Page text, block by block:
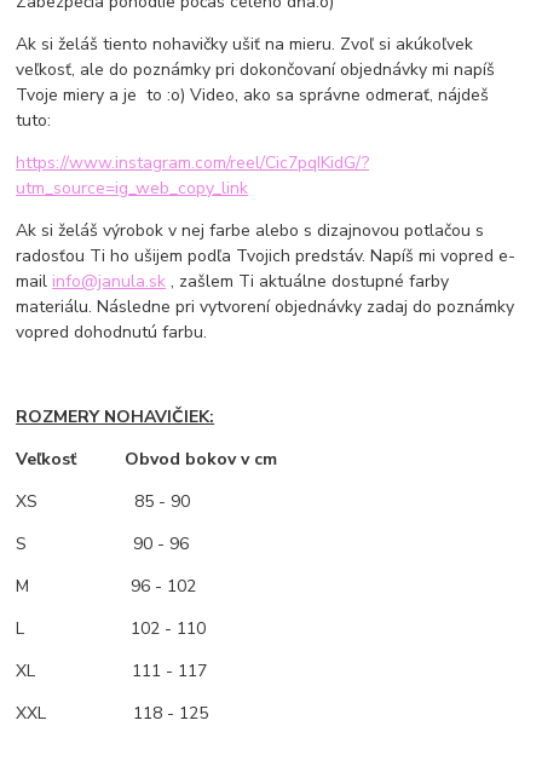
Ak si želáš tiento nohavičky ušiť na mieru. Zvoľ si akúkoľvek
veľkosť, ale do poznámky pri dokončovaní objednávky mi napíš
Tvoje miery a je to :o) Video, ako sa správne odmerať, nájdeš
tuto:
https://www.instagram.com/reel/Cic7pqIKidG/?
utm_source=ig_web_copy_link
Ak si želáš výrobok v nej farbe alebo s dizajnovou potlačou s
radosťou Ti ho ušijem podľa Tvojich predstáv. Napíš mi vopred e-
mail info@janula.sk , zašlem Ti aktuálne dostupné farby
materiálu. Následne pri vytvorení objednávky zadaj do poznámky
vopred dohodnutú farbu.
ROZMERY NOHAVIČIEK:
Veľkosť Obvod bokov v cm
XS
85 - 90
S 90 - 96
M
96 - 102
L 102 - 110
XL 111 - 117
XXL 118 - 125